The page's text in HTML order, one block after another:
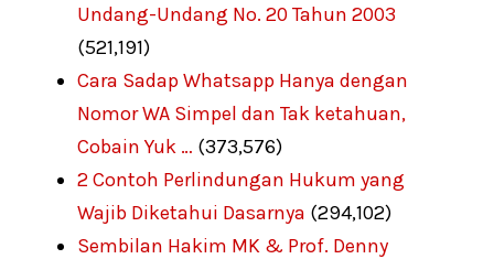
Undang-Undang No. 20 Tahun 2003
(521,191)
Cara Sadap Whatsapp Hanya dengan
Nomor WA Simpel dan Tak ketahuan,
Cobain Yuk … (373,576)
2 Contoh Perlindungan Hukum yang
Wajib Diketahui Dasarnya (294,102)
Sembilan Hakim MK & Prof. Denny